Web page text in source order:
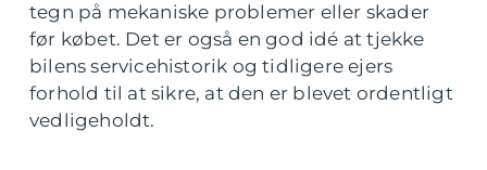
tegn på mekaniske problemer eller skader
før købet. Det er også en god idé at tjekke
bilens servicehistorik og tidligere ejers
forhold til at sikre, at den er blevet ordentligt
vedligeholdt.